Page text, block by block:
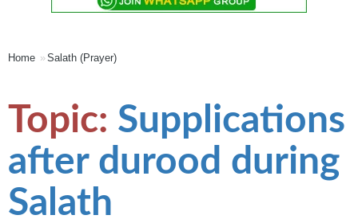
Home Salath (Prayer)
Topic: Supplications
after durood during
Salath